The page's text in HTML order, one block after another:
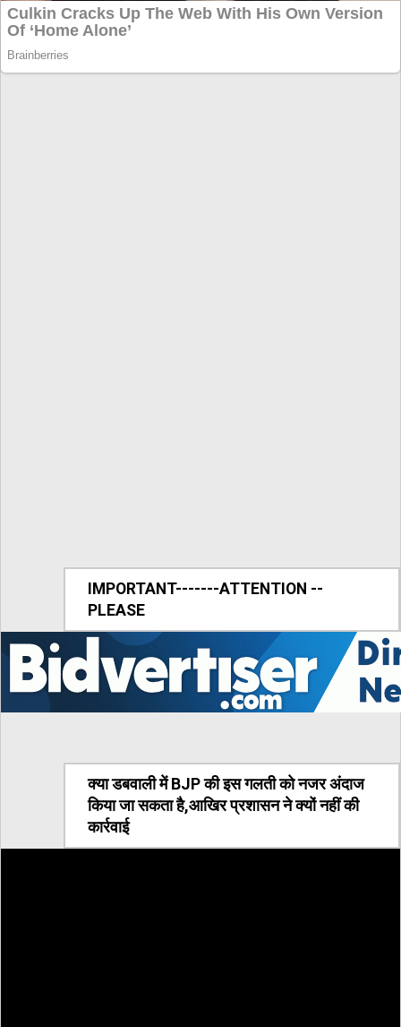
IMPORTANT-------ATTENTION --
PLEASE
क्या डबवाली में BJP की इस गलती को नजर अंदाज
किया जा सकता है,आखिर प्रशासन ने क्यों नहीं की
कार्रवाई